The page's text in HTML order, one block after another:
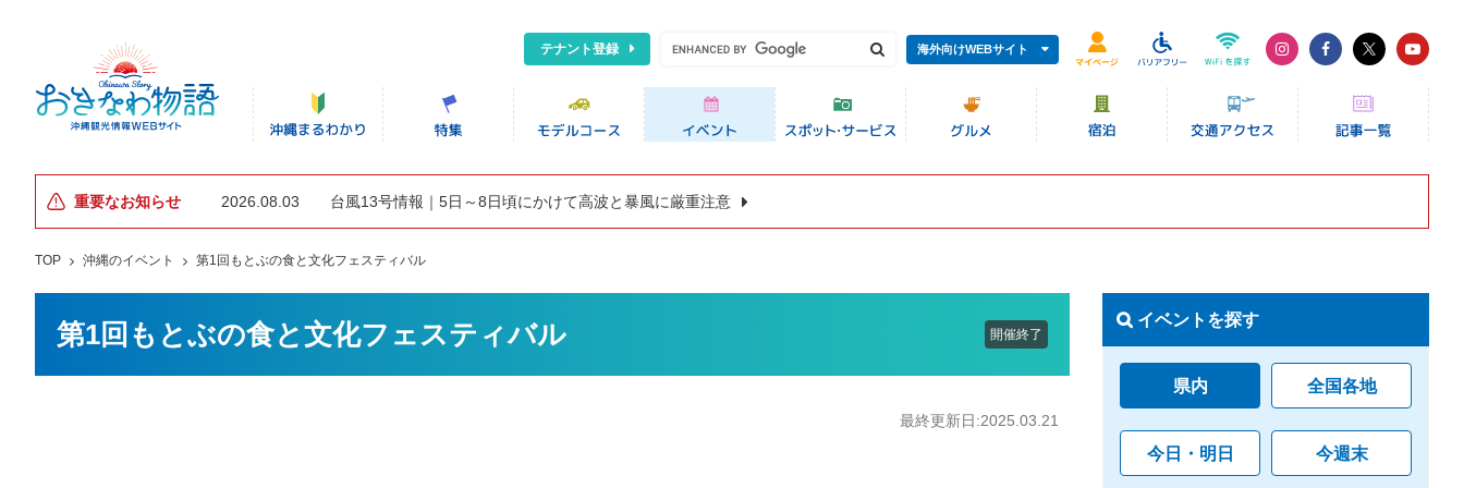
テナント登録 海外向けWEBサイト
重要なお知らせ 2026.08.03 台風13号情報｜5日～8日頃にかけて高波と暴風に厳重注意
TOP 沖縄のイベント 第1回もとぶの食と文化フェスティバル
第1回もとぶの食と文化フェスティバル 開催終了
最終更新日:2025.03.21
イベントを探す
県内 全国各地
今日・明日 今週末